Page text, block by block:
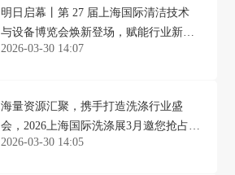
明日启幕丨第 27 届上海国际清洁技术
与设备博览会焕新登场，赋能行业新风
向
2026-03-30 14:07
海量资源汇聚，携手打造洗涤行业盛
会，2026上海国际洗涤展3月邀您抢占行
业先机！
2026-03-30 14:05